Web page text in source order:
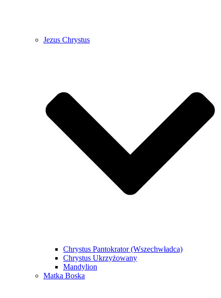
Jezus Chrystus
Chrystus Pantokrator (Wszechwładca)
Chrystus Ukrzyżowany
Mandylion
Matka Boska